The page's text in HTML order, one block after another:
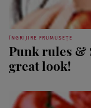
ÎNGRIJIRE FRUMUSEȚE
Punk rules &
great look!